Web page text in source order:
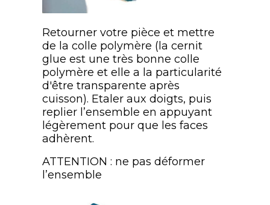
Retourner votre pièce et mettre
de la colle polymère (la cernit
glue est une très bonne colle
polymère et elle a la particularité
d'être transparente après
cuisson). Etaler aux doigts, puis
replier l’ensemble en appuyant
légèrement pour que les faces
adhèrent.
ATTENTION : ne pas déformer
l’ensemble